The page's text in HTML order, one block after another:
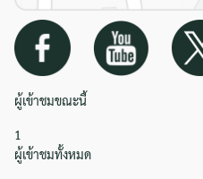
ผู้เข้าชมขณะนี้
1
ผู้เข้าชมทั้งหมด